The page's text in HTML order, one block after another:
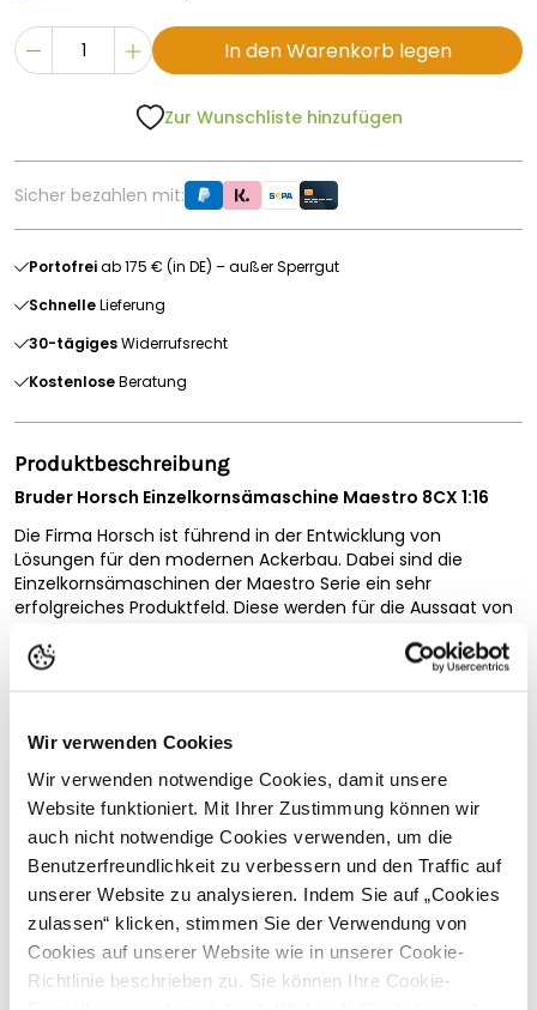
Wir verwenden Cookies
Wir verwenden notwendige Cookies, damit unsere
Website funktioniert. Mit Ihrer Zustimmung können wir
auch nicht notwendige Cookies verwenden, um die
Benutzerfreundlichkeit zu verbessern und den Traffic auf
unserer Website zu analysieren. Indem Sie auf „Cookies
zulassen“ klicken, stimmen Sie der Verwendung von
Cookies auf unserer Website wie in unserer Cookie-
Richtlinie beschrieben zu. Sie können Ihre Cookie-
In den Warenkorb legen
Zur Wunschliste hinzufügen
Sicher bezahlen mit:
Portofreiab 175 € (in DE) – außer Sperrgut
SchnelleLieferung
30-tägigesWiderrufsrecht
KostenloseBeratung
Produktbeschreibung
Bruder Horsch Einzelkornsämaschine Maestro 8CX 1:16
Die Firma Horsch ist führend in der Entwicklung von
Lösungen für den modernen Ackerbau. Dabei sind die
Einzelkornsämaschinen der Maestro Serie ein sehr
erfolgreiches Produktfeld. Diese werden für die Aussaat von
Raps, Sojabohnen und andere Bohnenarten angewendet.
eingetroffen. Für den Straßentransport kann der
aufgefaltet werden. Der integrierte Tank kann befüllt und
mittels Deckel verschlossen werden. Entleert wird der
Anhänger durch einen Auslassschieber am Boden des Tanks.
Als Zugmaschine für diese eindrucksvolle Sämaschine
passen die Traktoren der 3000er und 4000er Serie von
Fahrzeugaufbau
bewegliche Teile an den Kreiseleggen und
Vollständige Beschreibung lesen
Kundenbewertungen
Passende Produkte